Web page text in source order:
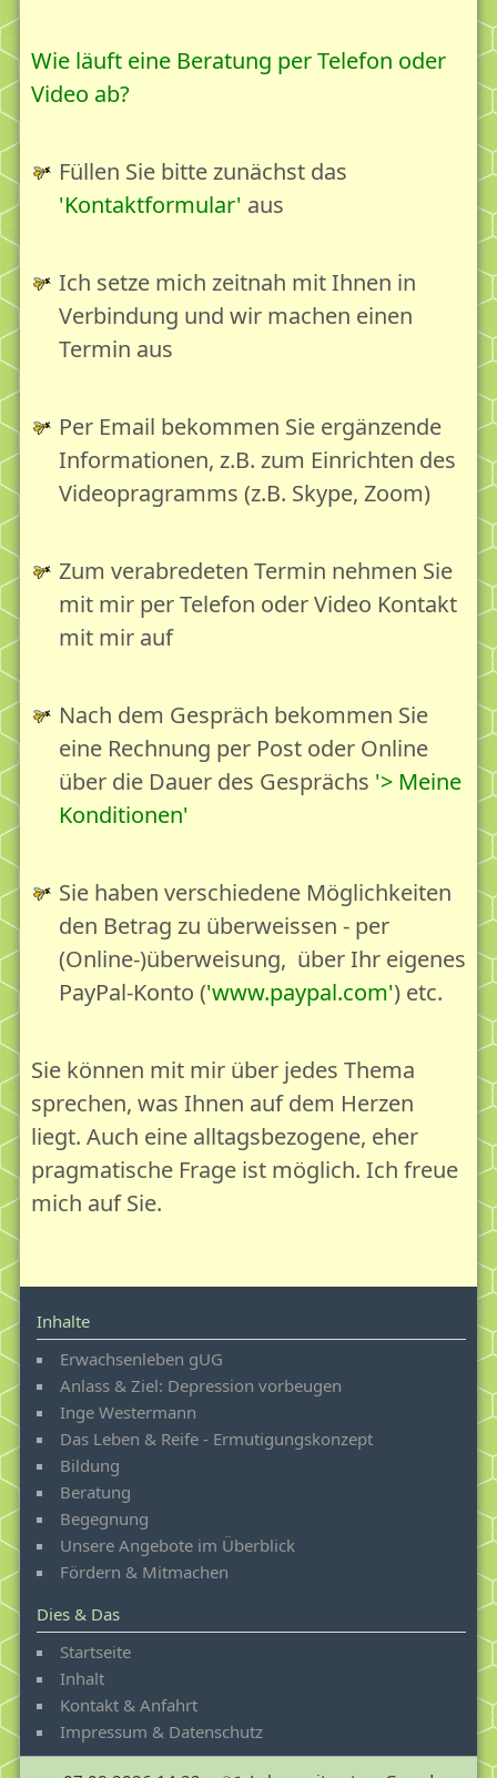
Beratung & Seelsorge
Beratung via Telefon/Video
Zart besaitet - Beratung für Hochsensible
Brückenzeit - Beratung vor und nach einer
Therapie
Erntezeit55plus - Beratung für ein gutes Altern
Begegnung
Vom Wert der Begegnung
Stadtteil und Quartier als Begegnungsraum
Mein Engagement in Eversten
Lebensgartenpflege im Überblick
Webshop
Wie läuft eine Beratung per Telefon oder
Video ab?
Füllen Sie bitte zunächst das
Kontaktformular aus
Ich setze mich zeitnah mit Ihnen in
Verbindung und wir machen einen
Termin aus
Per Email bekommen Sie ergänzende
Informationen, z.B. zum Einrichten des
Videopragramms (z.B. Skype, Zoom)
Zum verabredeten Termin nehmen Sie
mit mir per Telefon oder Video Kontakt
mit mir auf
Nach dem Gespräch bekommen Sie
eine Rechnung per Post oder Online
über die Dauer des Gesprächs > Meine
Konditionen
Sie haben verschiedene Möglichkeiten
den Betrag zu überweissen - per
(Online-)überweisung, über Ihr eigenes
PayPal-Konto ( www.paypal.com ) etc.
Sie können mit mir über jedes Thema
sprechen, was Ihnen auf dem Herzen
liegt. Auch eine alltagsbezogene, eher
pragmatische Frage ist möglich. Ich freue
mich auf Sie.
Inhalte
Erwachsenleben gUG
Anlass & Ziel: Depression vorbeugen
Inge Westermann
Das Leben & Reife - Ermutigungskonzept
Bildung
Beratung
Begegnung
Unsere Angebote im Überblick
Fördern & Mitmachen
Dies & Das
Startseite
Inhalt
Kontakt & Anfahrt
Impressum & Datenschutz